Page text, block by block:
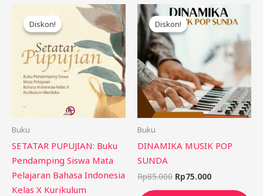
Diskon!
Diskon!
Buku
SETATAR PUPUJIAN: Buku
Pendamping Siswa Mata
Pelajaran Bahasa Indonesia
Kelas X Kurikulum
aslinya
adalah:
Rp85.000.
Harga
saat
ini
adalah:
Rp75.000.
Diskon!
Diskon!
Buku
DINAMIKA MUSIK POP
SUNDA
Rp85.000
Harga
aslinya
adalah:
Rp85.000.
Rp75.000
Harga
saat
ini
adalah:
Rp75.000.